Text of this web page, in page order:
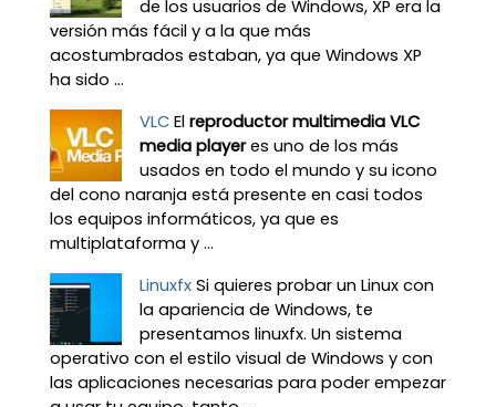
de los usuarios de Windows, XP era la
versión más fácil y a la que más
acostumbrados estaban, ya que Windows XP
ha sido ...
VLC El reproductor multimedia VLC
media playeres uno de los más
usados en todo el mundo y su icono
del cono naranja está presente en casi todos
los equipos informáticos, ya que es
multiplataforma y ...
Linuxfx Si quieres probar un Linux con
la apariencia de Windows, te
presentamos linuxfx. Un sistema
operativo con el estilo visual de Windows y con
las aplicaciones necesarias para poder empezar